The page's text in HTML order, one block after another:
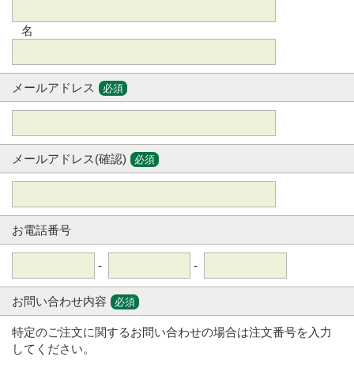
名
メールアドレス 必須
メールアドレス(確認) 必須
お電話番号
- -
お問い合わせ内容 必須
特定のご注文に関するお問い合わせの場合は注文番号を入力
してください。